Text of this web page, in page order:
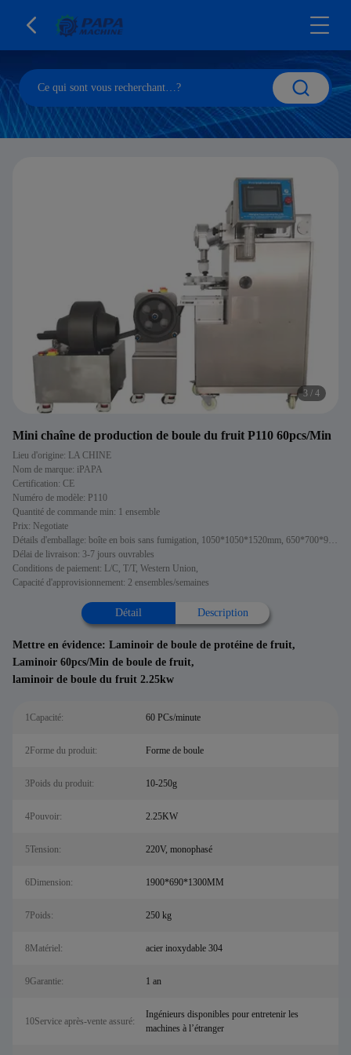
3 / 4
Mini chaîne de production de boule du fruit P110 60pcs/Min
Lieu d'origine: LA CHINE
Nom de marque: iPAPA
Certification: CE
Numéro de modèle: P110
Quantité de commande min: 1 ensemble
Prix: Negotiate
Détails d'emballage: boîte en bois sans fumigation, 1050*1050*1520mm, 650*700*900mm
Délai de livraison: 3-7 jours ouvrables
Conditions de paiement: L/C, T/T, Western Union,
Capacité d'approvisionnement: 2 ensembles/semaines
Détail Description
Mettre en évidence: Laminoir de boule de protéine de fruit,
Laminoir 60pcs/Min de boule de fruit,
laminoir de boule du fruit 2.25kw
1Capacité: 60 PCs/minute
2Forme du produit: Forme de boule
3Poids du produit: 10-250g
4Pouvoir: 2.25KW
5Tension: 220V, monophasé
6Dimension: 1900*690*1300MM
7Poids: 250 kg
8Matériel: acier inoxydable 304
9Garantie: 1 an
10Service après-vente assuré:
Ingénieurs disponibles pour entretenir les
machines à l’étranger